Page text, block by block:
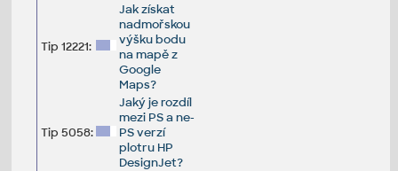
Tip 12221:
Jak získat
nadmořskou
výšku bodu
na mapě z
Google
Maps?
Tip 5058:
Jaký je rozdíl
mezi PS a ne-
PS verzí
plotru HP
DesignJet?